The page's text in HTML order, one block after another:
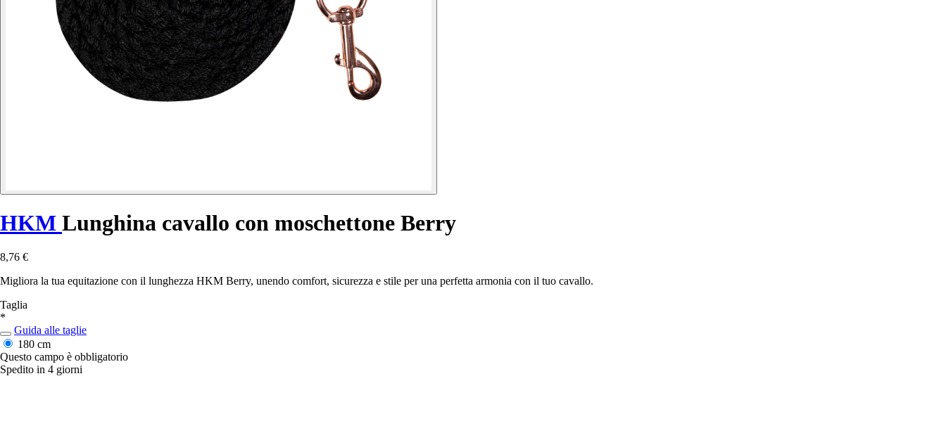
HKM Lunghina cavallo con moschettone Berry
8,76 €
Migliora la tua equitazione con il lunghezza HKM Berry, unendo comfort, sicurezza e stile per una perfetta armonia con il tuo cavallo.
Taglia
*
Guida alle taglie
180 cm
Questo campo è obbligatorio
Spedito in 4 giorni